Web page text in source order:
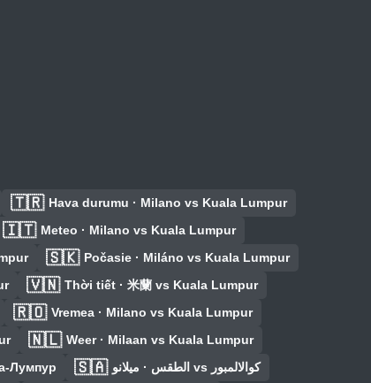
🇹🇷 Hava durumu · Milano vs Kuala Lumpur
🇮🇹 Meteo · Milano vs Kuala Lumpur
🇸🇰 Počasie · Miláno vs Kuala Lumpur
🇻🇳 Thời tiết · 米蘭 vs Kuala Lumpur
🇷🇴 Vremea · Milano vs Kuala Lumpur
🇳🇱 Weer · Milaan vs Kuala Lumpur
Лумпур 🇸🇦 الطقس · ميلانو vs كوالالمبور